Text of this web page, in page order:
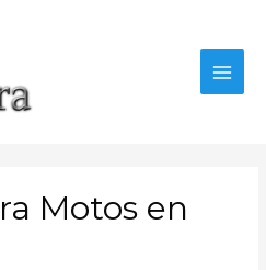
Motos en